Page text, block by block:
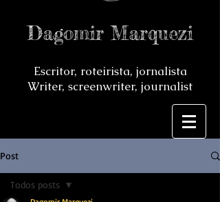
Dagomir Marquezi
Escritor, roteirista, jornalista
Writer, screenwriter, journalist
Post
Todos posts